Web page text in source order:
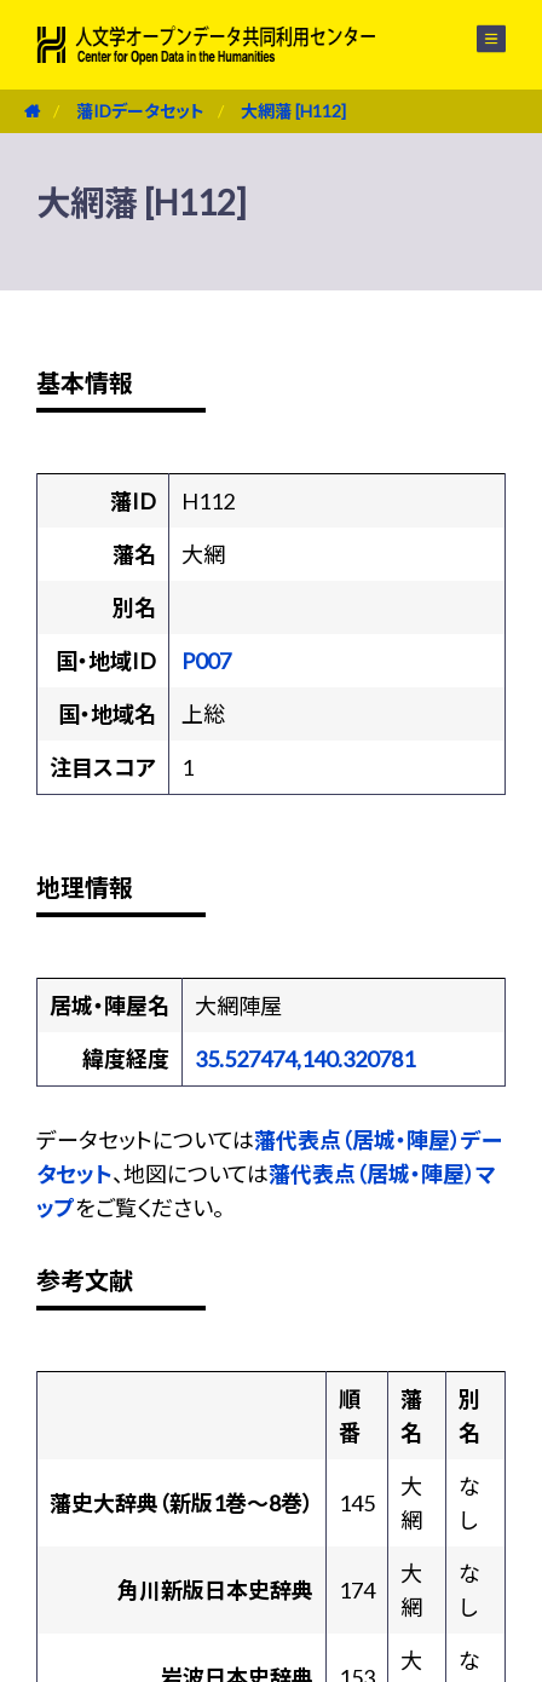
藩IDデータセット 大網藩 [H112]
大網藩 [H112]
基本情報
藩ID
H112
藩名
大網
別名
国・地域ID
P007
国・地域名
上総
注目スコア
1
地理情報
居城・陣屋名
大網陣屋
緯度経度
35.527474,140.320781
データセットについては藩代表点（居城・陣屋）デー
タセット、地図については藩代表点（居城・陣屋）マ
ップをご覧ください。
参考文献
順
番
藩
名
別
名
藩史大辞典（新版1巻〜8巻） 145
大
網
な
し
角川新版日本史辞典 174
大
網
な
し
大
な